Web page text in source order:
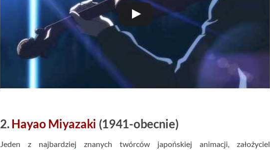
2.Hayao Miyazaki (1941-obecnie)
Jeden z najbardziej znanych twórców japońskiej animacji, założyciel